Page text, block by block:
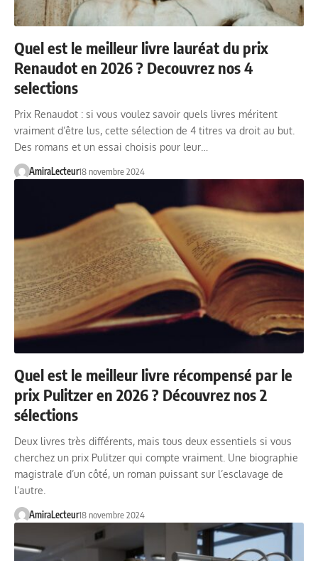
Quel est le meilleur livre lauréat du prix
Renaudot en 2026 ? Decouvrez nos 4
selections
Prix Renaudot : si vous voulez savoir quels livres méritent
vraiment d’être lus, cette sélection de 4 titres va droit au but.
Des romans et un essai choisis pour leur…
AmiraLecteur18 novembre 2024
Quel est le meilleur livre récompensé par le
prix Pulitzer en 2026 ? Découvrez nos 2
sélections
Deux livres très différents, mais tous deux essentiels si vous
cherchez un prix Pulitzer qui compte vraiment. Une biographie
magistrale d’un côté, un roman puissant sur l’esclavage de
l’autre.
AmiraLecteur18 novembre 2024